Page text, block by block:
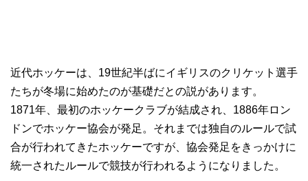
近代ホッケーは、19世紀半ばにイギリスのクリケット選手
たちが冬場に始めたのが基礎だとの説があります。
1871年、最初のホッケークラブが結成され、1886年ロン
ドンでホッケー協会が発足。それまでは独自のルールで試
合が行われてきたホッケーですが、協会発足をきっかけに
統一されたルールで競技が行われるようになりました。